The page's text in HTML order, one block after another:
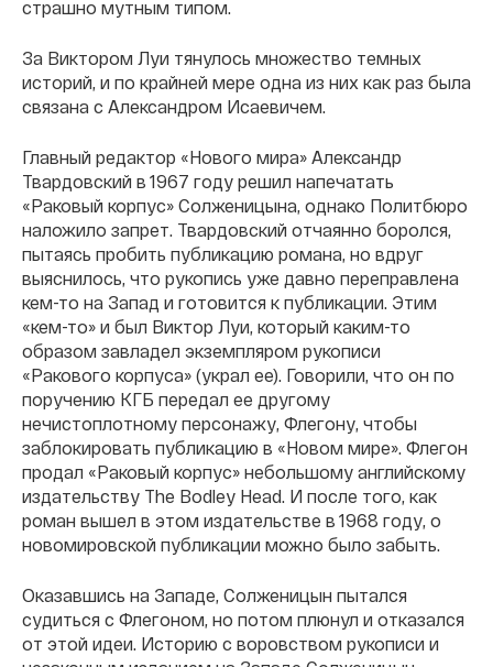
страшно мутным типом.
За Виктором Луи тянулось множество темных
историй, и по крайней мере одна из них как раз была
связана с Александром Исаевичем.
Главный редактор «Нового мира» Александр
Твардовский в 1967 году решил напечатать
«Раковый корпус» Солженицына, однако Политбюро
наложило запрет. Твардовский отчаянно боролся,
пытаясь пробить публикацию романа, но вдруг
выяснилось, что рукопись уже давно переправлена
кем-то на Запад и готовится к публикации. Этим
«кем-то» и был Виктор Луи, который каким-то
образом завладел экземпляром рукописи
«Ракового корпуса» (украл ее). Говорили, что он по
поручению КГБ передал ее другому
нечистоплотному персонажу, Флегону, чтобы
заблокировать публикацию в «Новом мире». Флегон
продал «Раковый корпус» небольшому английскому
издательству The Bodley Head. И после того, как
роман вышел в этом издательстве в 1968 году, о
новомировской публикации можно было забыть.
Оказавшись на Западе, Солженицын пытался
судиться с Флегоном, но потом плюнул и отказался
от этой идеи. Историю с воровством рукописи и